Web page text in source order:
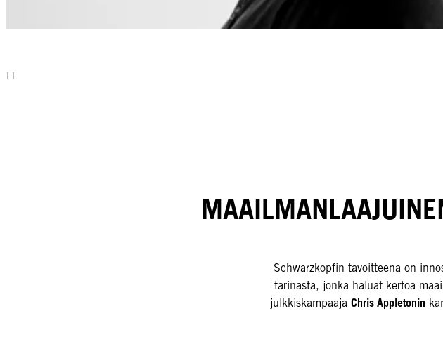
Schwarzkopfin tavoitteena on
tarinasta, jonka haluat kertoa
julkkiskampaaja Chris Appletonin